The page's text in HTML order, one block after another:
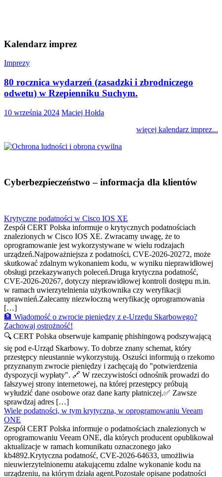
Kalendarz imprez
Imprezy
80 rocznica wydarzeń (zasadzki i zbrodniczego
odwetu) w Rzepienniku Suchym.
10 września 2024 Maciej Hołda
więcej kalendarz imprez...
Cyberbezpieczeństwo – informacja dla klientów
Krytyczne podatności w Cisco IOS XE
Zespół CERT Polska informuje o krytycznych podatnościach
znalezionych w Cisco IOS XE. Zwracamy uwagę, że to
oprogramowanie jest wykorzystywane w wielu rodzajach
urządzeń.Najpoważniejsza z podatności, CVE-2026-20272, może
skutkować zdalnym wykonaniem kodu, w wyniku nieprawidłowej
obsługi przekazywanych poleceń.Druga krytyczna podatność,
CVE-2026-20267, dotyczy nieprawidłowej kontroli dostępu m.in.
w ramach uwierzytelnienia użytkownika czy weryfikacji
uprawnień.Zalecamy niezwłoczną weryfikację oprogramowania
[…]
🏦 Wiadomość o zwrocie pieniędzy z e-Urzędu Skarbowego?
Zachowaj ostrożność!
🔍 CERT Polska obserwuje kampanię phishingową podszywającą
się pod e-Urząd Skarbowy. To dobrze znany schemat, który
przestępcy nieustannie wykorzystują. Oszuści informują o rzekomo
przyznanym zwrocie pieniędzy i zachęcają do "potwierdzenia
dyspozycji wypłaty". 🔗 W rzeczywistości odnośnik prowadzi do
fałszywej strony internetowej, na której przestępcy próbują
wyłudzić dane osobowe oraz dane karty płatniczej.✅ Zawsze
sprawdzaj adres […]
Wiele podatności, w tym krytyczna, w oprogramowaniu Veeam
ONE
Zespół CERT Polska informuje o podatnościach znalezionych w
oprogramowaniu Veeam ONE, dla których producent opublikował
aktualizacje w ramach komunikatu oznaczonego jako
kb4892.Krytyczna podatność, CVE-2026-64633, umożliwia
nieuwierzytelnionemu atakującemu zdalne wykonanie kodu na
urządzeniu, na którym działa agent.Pozostałe opisane podatności